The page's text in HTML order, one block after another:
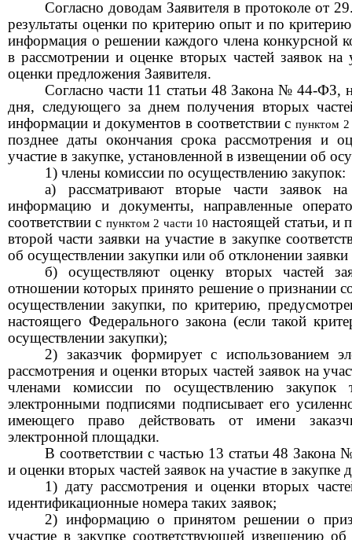
Согласно доводам Заявителя в протоколе от
результаты оценки по критерию опыт и по
информация о решении каждого члена конкурсной
в рассмотрении и оценке вторых частей заявок на
оценки предложения Заявителя.
Согласно части 11 статьи 48 Закона № 44-ФЗ,
дня, следующего за днем получения вторых
информации и документов в соответствии спунктом 2
позднее даты окончания срока рассмотрения и
участие в закупке, установленной в извещении об
1) члены комиссии по осуществлению закупок:
а) рассматривают вторые части заявок
информацию и документы, направленные
соответствии с пунктом 2 части 10 настоящей статьи, и
второй части заявки на участие в закупке
об осуществлении закупки или об отклонении заявки
б) осуществляют оценку вторых частей
отношении которых принято решение о признании
осуществлении закупки, по критерию,
настоящего Федерального закона (если такой
осуществлении закупки);
2) заказчик формирует с использованием
рассмотрения и оценки вторых частей заявок на
членами комиссии по осуществлению закупок
электронными подписями подписывает его
имеющего право действовать от имени
электронной площадки.
В соответствии с частью 13 статьи 48
и оценки вторых частей заявок на участие в закупке
1) дату рассмотрения и оценки вторых
идентификационные номера таких заявок;
2) информацию о принятом решении о
участие в закупке соответствующей извещению